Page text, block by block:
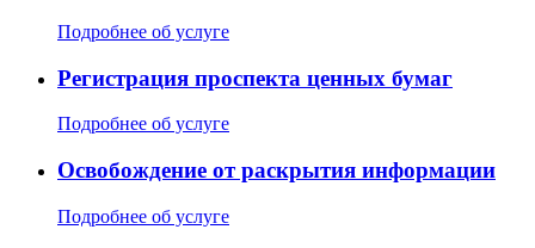
Подробнее об услуге
Регистрация проспекта ценных бумаг
Подробнее об услуге
Освобождение от раскрытия информации
Подробнее об услуге